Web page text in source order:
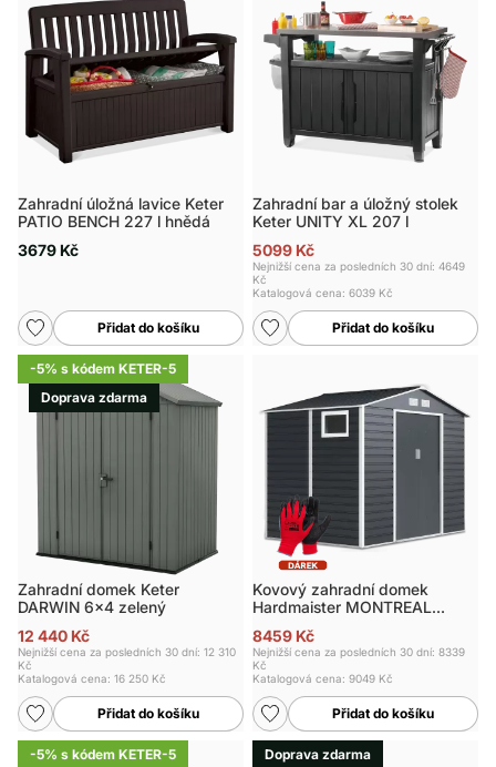
Zahradní úložná lavice Keter
PATIO BENCH 227 l hnědá
3679 Kč
Přidat do košíku
Zahradní bar a úložný stolek
Keter UNITY XL 207 l
5099 Kč
Nejnižší cena za posledních 30 dní: 4649
Kč
Katalogová cena: 6039 Kč
Přidat do košíku
-5% s kódem KETER-5
Doprava zdarma
Zahradní domek Keter
DARWIN 6x4 zelený
12 440 Kč
Nejnižší cena za posledních 30 dní: 12 310
Kč
Katalogová cena: 16 250 Kč
Přidat do košíku
Kovový zahradní domek
Hardmaister MONTREAL
8459 Kč
Nejnižší cena za posledních 30 dní: 8339
Kč
Katalogová cena: 9049 Kč
Přidat do košíku
-5% s kódem KETER-5 Doprava zdarma